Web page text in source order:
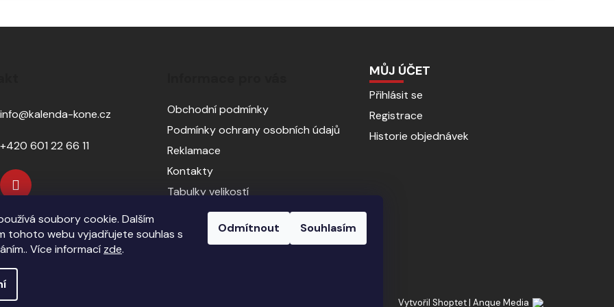
soubory cookie. Dalším
tohoto webu vyjadřujete souhlas s
Více informací zde.
Odmítnout Souhlasím
info@kalenda-kone.cz
+420 601 22 66 11
Obchodní podmínky
Podmínky ochrany osobních údajů
Reklamace
Kontakty
Tabulky velikostí
Sedlářský servis
Pasování sedel pro koně
MŮJ ÚČET
Přihlásit se
Registrace
Historie objednávek
Vytvořil Shoptet| Anque Media
práva vyhrazena.